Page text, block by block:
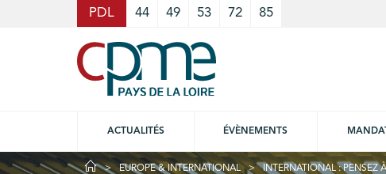
PDL 44 49 53 72 85
ACTUALITÉS ÉVÈNEMENTS
EUROPE & INTERNATIONAL INTERNATIONAL : PENSEZ
Cookies management panel